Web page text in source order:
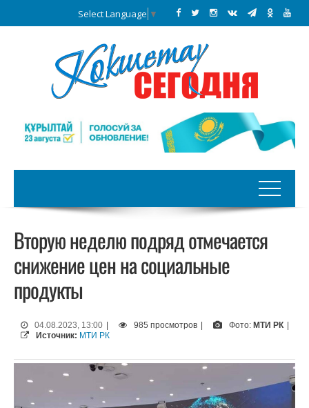
Select Language ▼
Вторую неделю подряд отмечается
снижение цен на социальные
продукты
04.08.2023, 13:00 985 просмотров Фото: МТИ РК
Источник: МТИ РК